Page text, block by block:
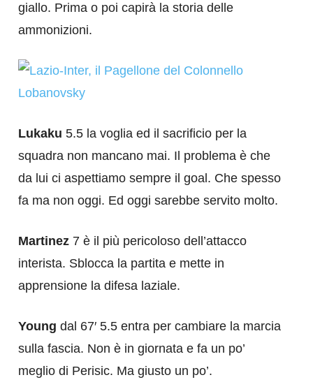
giallo. Prima o poi capirà la storia delle
ammonizioni.
Lukaku 5.5 la voglia ed il sacrificio per la
squadra non mancano mai. Il problema è che
da lui ci aspettiamo sempre il goal. Che spesso
fa ma non oggi. Ed oggi sarebbe servito molto.
Martinez 7 è il più pericoloso dell’attacco
interista. Sblocca la partita e mette in
apprensione la difesa laziale.
Young dal 67′ 5.5 entra per cambiare la marcia
sulla fascia. Non è in giornata e fa un po’
meglio di Perisic. Ma giusto un po’.